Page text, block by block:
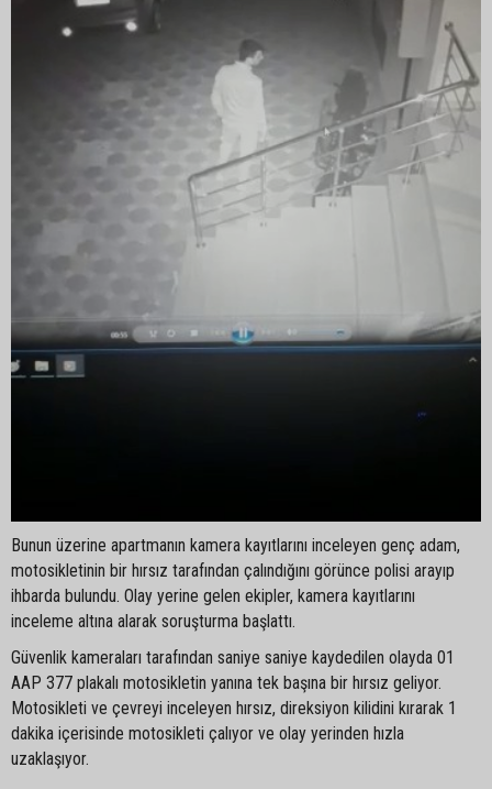
Bunun üzerine apartmanın kamera kayıtlarını inceleyen genç adam,
motosikletinin bir hırsız tarafından çalındığını görünce polisi arayıp
ihbarda bulundu. Olay yerine gelen ekipler, kamera kayıtlarını
inceleme altına alarak soruşturma başlattı.
Güvenlik kameraları tarafından saniye saniye kaydedilen olayda 01
AAP 377 plakalı motosikletin yanına tek başına bir hırsız geliyor.
Motosikleti ve çevreyi inceleyen hırsız, direksiyon kilidini kırarak 1
dakika içerisinde motosikleti çalıyor ve olay yerinden hızla
uzaklaşıyor.